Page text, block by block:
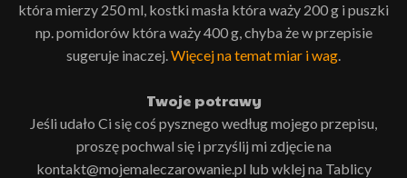
która mierzy 250 ml, kostki masła która waży 200 g i puszki
np. pomidorów która waży 400 g, chyba że w przepisie
sugeruje inaczej.Więcej na temat miar i wag.
Twoje potrawy
Jeśli udało Ci się coś pysznego według mojego przepisu,
proszę pochwal się i przyślij mi zdjęcie na
kontakt@mojemaleczarowanie.pl lub wklej na Tablicy